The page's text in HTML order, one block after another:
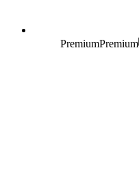
PremiumPremium